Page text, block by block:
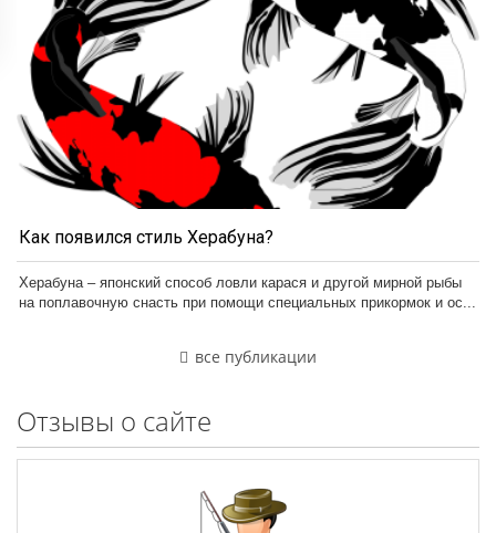
Как появился стиль Херабуна?
Херабуна – японский способ ловли карася и другой мирной рыбы
на поплавочную снасть при помощи специальных прикормок и ос...
все публикации
Отзывы о сайте